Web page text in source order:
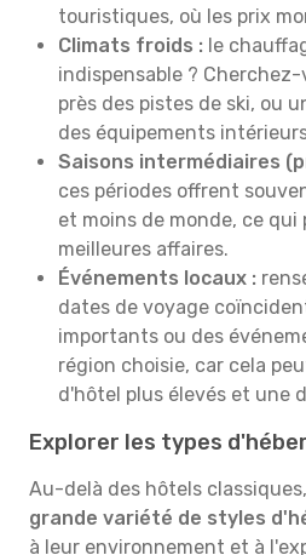
touristiques, où les prix
Climats froids : le
indispensable ?
près des pistes de ski, ou
des équipements
Saisons intermédiaires
ces périodes offrent
et moins de monde, ce qui
meilleures affaires.
Événements locaux :
dates de voyage
importants ou des
région choisie, car cela
d'hôtel plus élevés et une
Explorer les types
Au-delà des hôtels
grande variété de styles
à leur environnement et à